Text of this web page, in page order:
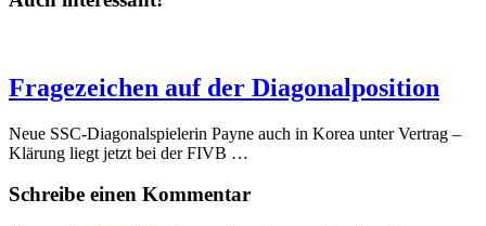
Fragezeichen auf der Diagonalposition
Neue SSC-Diagonalspielerin Payne auch in Korea unter Vertrag –
Klärung liegt jetzt bei der FIVB …
Schreibe einen Kommentar